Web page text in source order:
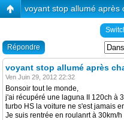
voyant stop allumé après
Répondre
voyant stop allumé après
Ven Juin 29, 2012 22:32
Bonsoir tout le monde,
j'ai récupéré une laguna II 120ch à
turbo HS la voiture ne s'est jamais
Je suis rentrée en roulanrt à 30km/